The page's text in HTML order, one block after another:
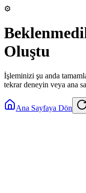
⚙️
Oluştu
İşleminizi şu anda
tekrar deneyin veya ana
Ana Sayfaya Dön